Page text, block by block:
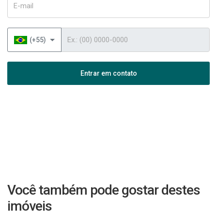
(+55)
Entrar em contato
Você também pode gostar destes
imóveis